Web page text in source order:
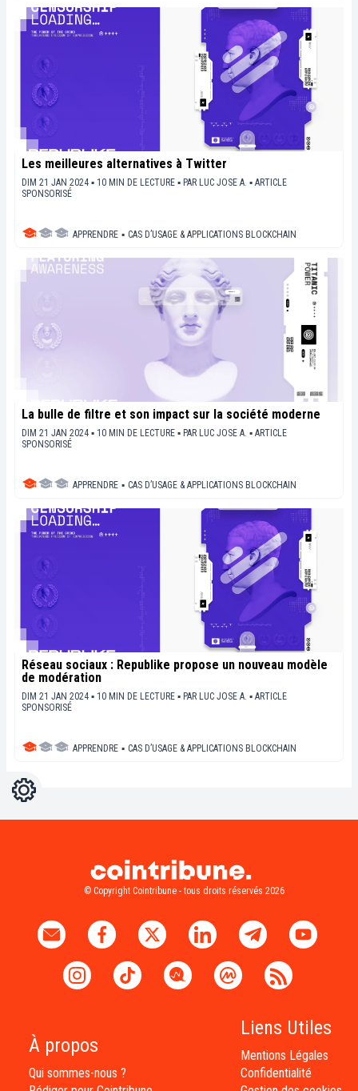
Les meilleures alternatives à Twitter
DIM 21 JAN 2024 ▪ 10 MIN DE LECTURE ▪ PAR LUC JOSE A. ▪ ARTICLE
SPONSORISÉ
APPRENDRE ▪ CAS D’USAGE & APPLICATIONS BLOCKCHAIN
La bulle de filtre et son impact sur la société moderne
DIM 21 JAN 2024 ▪ 10 MIN DE LECTURE ▪ PAR LUC JOSE A. ▪ ARTICLE
SPONSORISÉ
APPRENDRE ▪ CAS D’USAGE & APPLICATIONS BLOCKCHAIN
Réseau sociaux : Republike propose un nouveau modèle
de modération
DIM 21 JAN 2024 ▪ 10 MIN DE LECTURE ▪ PAR LUC JOSE A. ▪ ARTICLE
SPONSORISÉ
APPRENDRE ▪ CAS D’USAGE & APPLICATIONS BLOCKCHAIN
Réglages
© Copyright Cointribune - tous droits réservés 2026
À propos
Qui sommes-nous ?
Liens Utiles
Mentions Légales
Confidentialité